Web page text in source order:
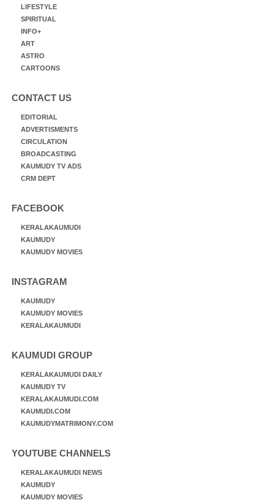
LIFESTYLE
SPIRITUAL
INFO+
ART
ASTRO
CARTOONS
CONTACT US
EDITORIAL
ADVERTISMENTS
CIRCULATION
BROADCASTING
KAUMUDY TV ADS
CRM DEPT
FACEBOOK
KERALAKAUMUDI
KAUMUDY
KAUMUDY MOVIES
INSTAGRAM
KAUMUDY
KAUMUDY MOVIES
KERALAKAUMUDI
KAUMUDI GROUP
KERALAKAUMUDI DAILY
KAUMUDY TV
KERALAKAUMUDI.COM
KAUMUDI.COM
KAUMUDYMATRIMONY.COM
YOUTUBE CHANNELS
KERALAKAUMUDI NEWS
KAUMUDY
KAUMUDY MOVIES